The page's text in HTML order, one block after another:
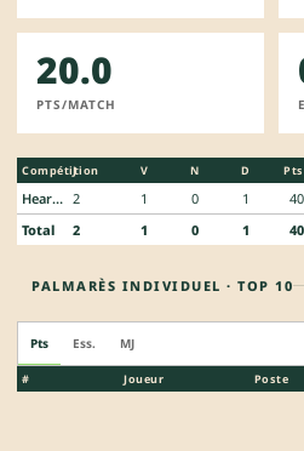
20.0
PTS/MATCH
Compétition
J V N D
Heartland Championship 2 1 0 1 40
Total
2 1 0 1 40
PALMARÈS INDIVIDUEL · TOP 10
Pts Ess. MJ
# Joueur Poste